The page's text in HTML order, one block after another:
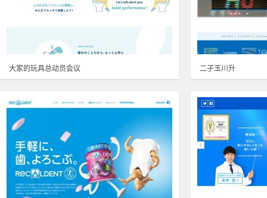
大家的玩具总动员会议 二子玉川升